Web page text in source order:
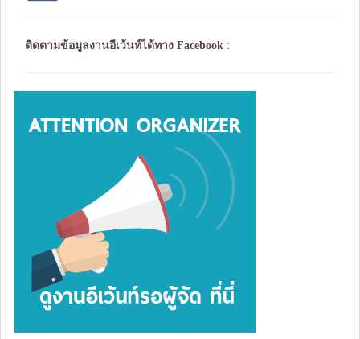
ติดตามข้อมูลงานอีเว้นท์ได้ทาง Facebook :